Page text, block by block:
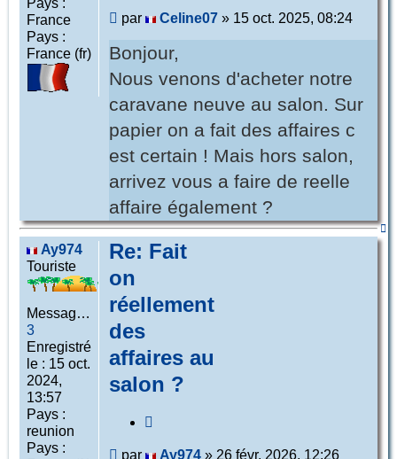
Pays :
France
Pays :
France (fr)
Message
par Celine07 » 15 oct. 2025, 08:24
Bonjour,
Nous venons d'acheter notre
caravane neuve au salon. Sur
papier on a fait des affaires c
est certain ! Mais hors salon,
arrivez vous a faire de reelle
affaire également ?
Ay974
Touriste
Messages :
3
Enregistré
le : 15 oct.
2024,
13:57
Pays :
reunion
Pays :
Re: Fait
on
réellement
des
affaires au
salon ?
Message
par Ay974 » 26 févr. 2026, 12:26